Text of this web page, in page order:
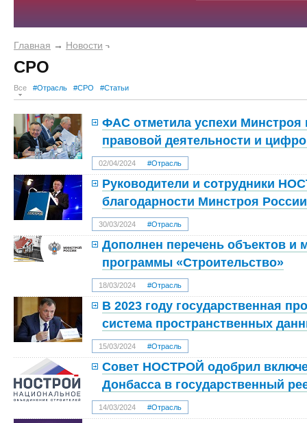
Главная → Новости
СРО
Все #Отрасль #СРО #Статьи
ФАС отметила успехи Минстроя
правовой деятельности и
02/04/2024 #Отрасль
Руководители и сотрудники
благодарности Минстроя России
30/03/2024 #Отрасль
Дополнен перечень объектов и
программы «Строительство»
18/03/2024 #Отрасль
В 2023 году государственная
система пространственных
15/03/2024 #Отрасль
Совет НОСТРОЙ одобрил
Донбасса в государственный
14/03/2024 #Отрасль